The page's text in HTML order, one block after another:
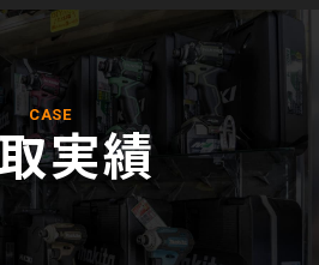
CASE
実績